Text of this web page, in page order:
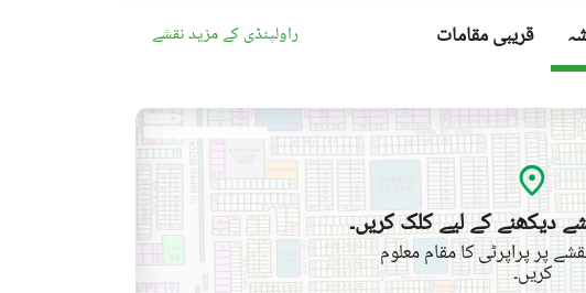
قریبی مقامات راولپنڈی کے مزید نقشے
دیکھنے کے لیے کلک کریں۔
پر پراپرٹی کا مقام معلوم
کریں۔